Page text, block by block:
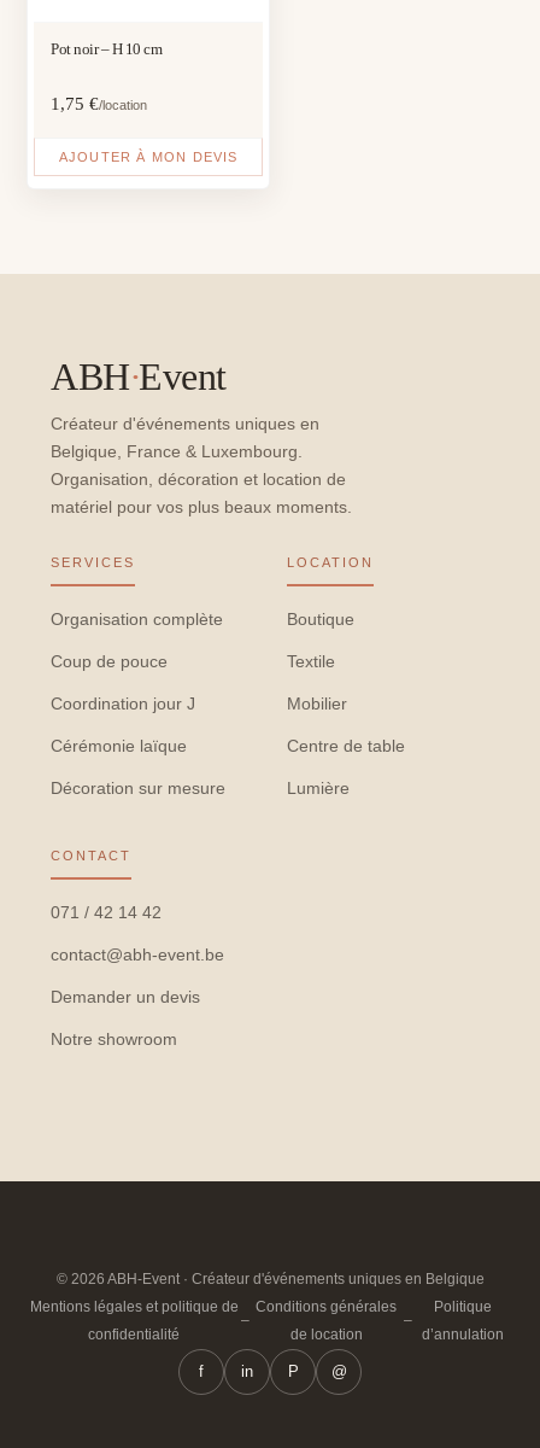
Pot noir – H 10 cm
1,75€/location
AJOUTER À MON DEVIS
ABH·Event
Créateur d'événements uniques en
Belgique, France & Luxembourg.
Organisation, décoration et location de
matériel pour vos plus beaux moments.
SERVICES
Organisation complète
Coup de pouce
Coordination jour J
Cérémonie laïque
Décoration sur mesure
LOCATION
Boutique
Textile
Mobilier
Centre de table
Lumière
CONTACT
071 / 42 14 42
contact@abh-event.be
Demander un devis
Notre showroom
© 2026 ABH-Event · Créateur d'événements uniques en Belgique
Mentions légales et politique de
confidentialité
–
Conditions générales
de location
–
Politique
d’annulation
f in P @